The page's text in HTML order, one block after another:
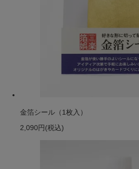
金箔シール（1枚入）
2,090円 (税込)